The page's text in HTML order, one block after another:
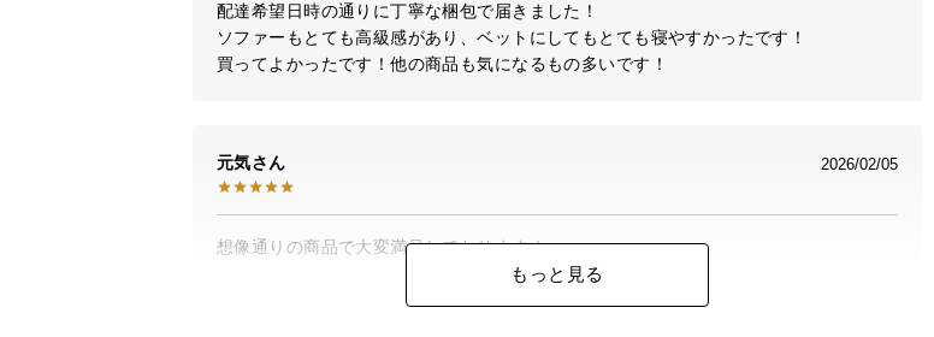
配達希望日時の通りに丁寧な梱包で届きました！
ソファーもとても高級感があり、ベットにしてもとても寝やすかったです！
買ってよかったです！他の商品も気になるもの多いです！
元気 2026/02/05
想像通りの商品で大変満足しております！
もっと見る